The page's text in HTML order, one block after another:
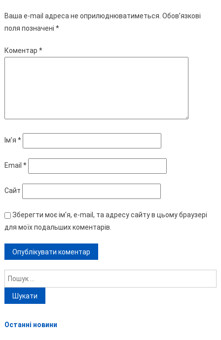
Ваша e-mail адреса не оприлюднюватиметься. Обов’язкові
поля позначені *
Коментар *
Ім'я *
Email *
Сайт
Зберегти моє ім'я, e-mail, та адресу сайту в цьому браузері
для моїх подальших коментарів.
Пошук:
Останні новини